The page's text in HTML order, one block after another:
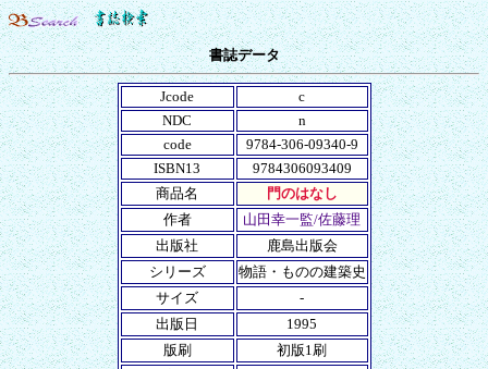
書誌データ
Jcode
c
NDC
n
code
9784-306-09340-9
ISBN13
9784306093409
商品名
門のはなし
作者
山田幸一監/佐藤理
出版社
鹿島出版会
シリーズ
物語・ものの建築史
サイズ
-
出版日
1995
版刷
初版1刷